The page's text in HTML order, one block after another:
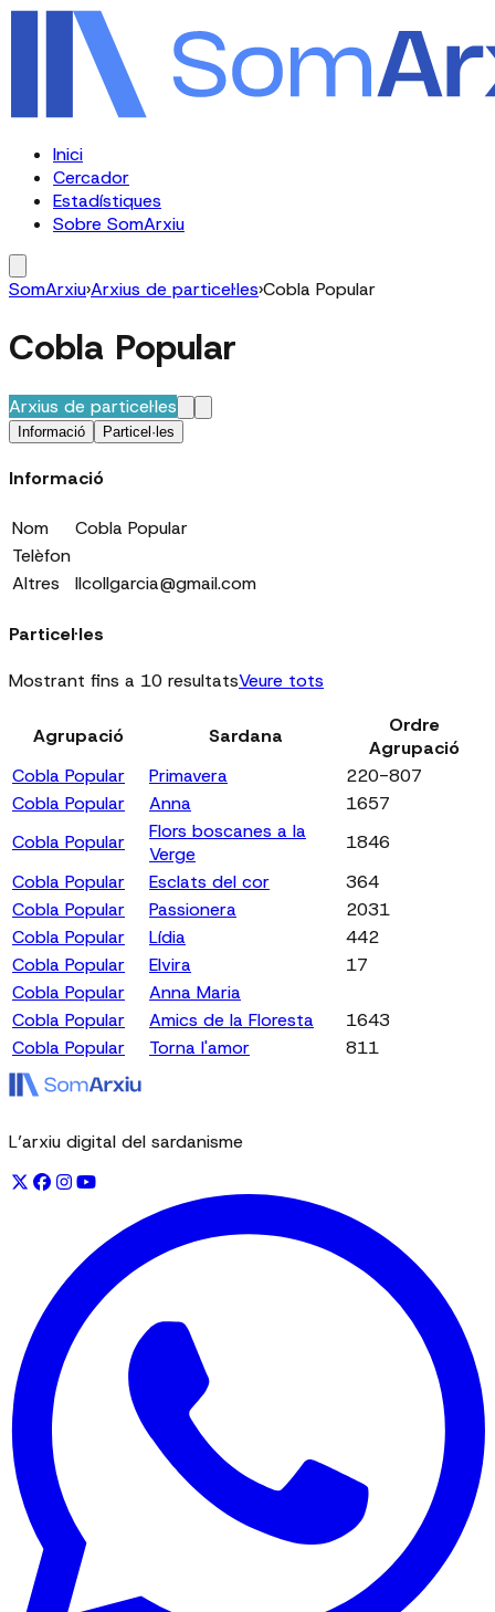
Inici
Cercador
Estadístiques
Sobre SomArxiu
SomArxiu›Arxius de particel·les›Cobla Popular
Cobla Popular
Arxius de particel·les
Informació Particel·les
Informació
Nom
Cobla Popular
Telèfon
Altres
llcollgarcia@gmail.com
Particel·les
Mostrant fins a 10 resultatsVeure tots
Agrupació Sardana
Ordre
Agrupació
Cobla Popular
Primavera
220-807
Cobla Popular
Anna
1657
Cobla Popular
Flors boscanes a la
Verge
1846
Cobla Popular
Esclats del cor
364
Cobla Popular
Passionera
2031
Cobla Popular
Lídia
442
Cobla Popular
Elvira
17
Cobla Popular
Anna Maria
Cobla Popular
Amics de la Floresta
1643
Cobla Popular
Torna l'amor 811
L’arxiu digital del sardanisme